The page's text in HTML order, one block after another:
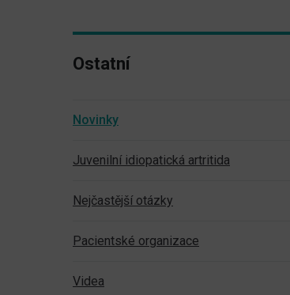
Ostatní
Novinky
Juvenilní idiopatická artritida
Nejčastější otázky
Pacientské organizace
Videa